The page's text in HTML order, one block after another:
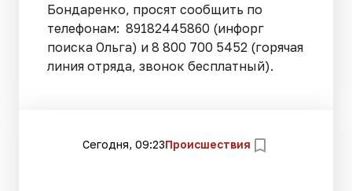
Бондаренко, просят сообщить по
телефонам: 89182445860 (инфорг
поиска Ольга) и 8 800 700 5452 (горячая
линия отряда, звонок бесплатный).
Сегодня, 09:23Происшествия